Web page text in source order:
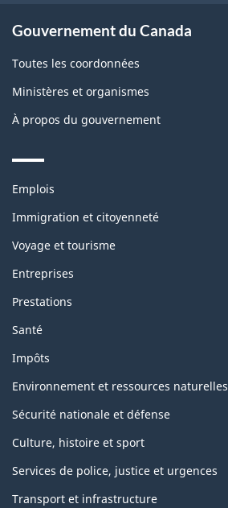
Gouvernement du Canada
Toutes les coordonnées
Ministères et organismes
À propos du gouvernement
Themes
topics
Emplois
Immigration et citoyenneté
Voyage et tourisme
Entreprises
Prestations
Santé
Impôts
Environnement et ressources naturelles
Sécurité nationale et défense
Culture, histoire et sport
Services de police, justice et urgences
Transport et infrastructure